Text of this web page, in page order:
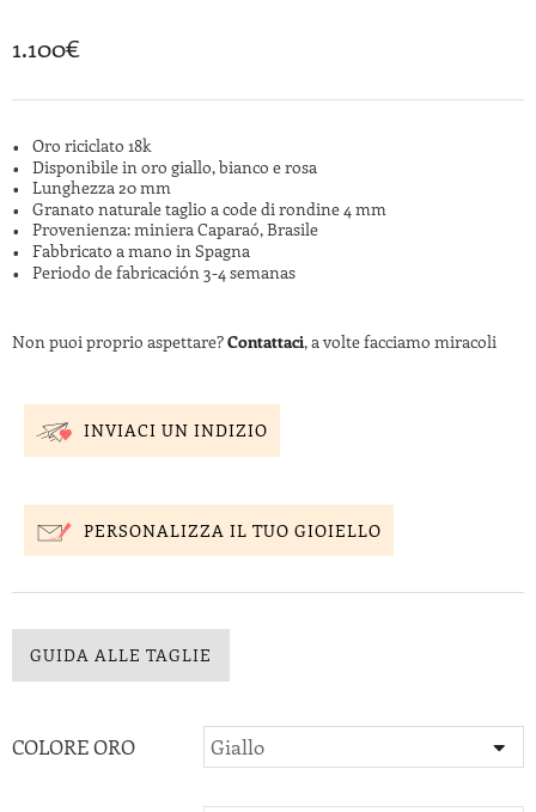
1.100€
Oro riciclato 18k
Disponibile in oro giallo, bianco e rosa
Lunghezza 20 mm
Granato naturale taglio a code di rondine 4 mm
Provenienza: miniera Caparaó, Brasile
Fabbricato a mano in Spagna
Periodo de fabricación 3-4 semanas
Non puoi proprio aspettare?Contattaci, a volte facciamo miracoli
INVIACI UN INDIZIO
PERSONALIZZA IL TUO GIOIELLO
GUIDA ALLE TAGLIE
COLORE ORO